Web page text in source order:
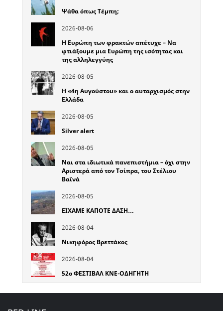
Ψάθα όπως Τέμπη;
2026-08-06
Η Ευρώπη των φρακτών απέτυχε – Να
φτιάξουμε μια Ευρώπη της ισότητας και
της αλληλεγγύης
2026-08-05
Η «4η Αυγούστου» και ο αυταρχισμός στην
Ελλάδα
2026-08-05
Silver alert
2026-08-05
Ναι στα ιδιωτικά πανεπιστήμια – όχι στην
Αριστερά από τον Τσίπρα, του Στέλιου
Βαϊνά
2026-08-05
ΕΙΧΑΜΕ ΚΑΠΟΤΕ ΔΑΣΗ…
2026-08-04
Νικηφόρος Βρεττάκος
2026-08-04
52o ΦΕΣΤΙΒΑΛ ΚΝΕ-ΟΔΗΓΗΤΗ